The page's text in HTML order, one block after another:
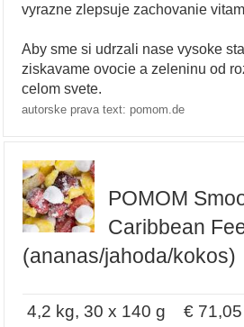
vyrazne zlepsuje zachovanie
Aby sme si udrzali nase vysoke
ziskavame ovocie a zeleninu od
celom svete.
autorske prava text: pomom.de
POMOM
Caribbean
(ananas/jahoda/kokos)
4,2 kg, 30 x 140 g €